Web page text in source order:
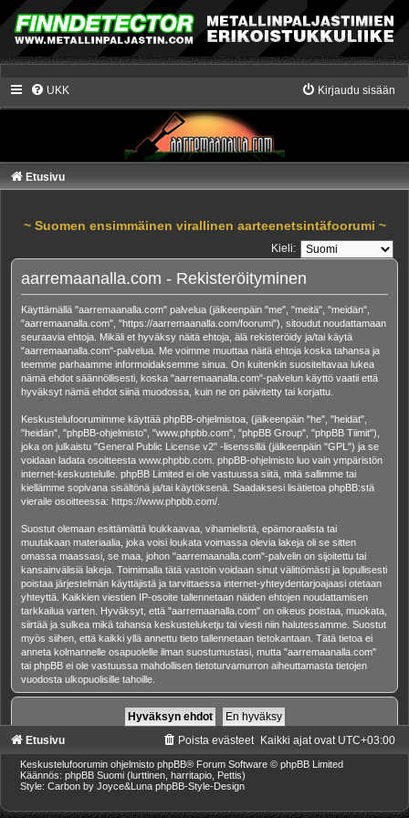
UKK Kirjaudu sisään
Etusivu
~ Suomen ensimmäinen virallinen aarteenetsintäfoorumi ~
Kieli:
aarremaanalla.com - Rekisteröityminen
Käyttämällä "aarremaanalla.com" palvelua (jälkeenpäin "me", "meitä", "meidän",
"aarremaanalla.com", "https://aarremaanalla.com/foorumi"), sitoudut noudattamaan
seuraavia ehtoja. Mikäli et hyväksy näitä ehtoja, älä rekisteröidy ja/tai käytä
"aarremaanalla.com"-palvelua. Me voimme muuttaa näitä ehtoja koska tahansa ja
teemme parhaamme informoidaksemme sinua. On kuitenkin suositeltavaa lukea
nämä ehdot säännöllisesti, koska "aarremaanalla.com"-palvelun käyttö vaatii että
hyväksyt nämä ehdot siinä muodossa, kuin ne on päivitetty tai korjattu.
Keskustelufoorumimme käyttää phpBB-ohjelmistoa, (jälkeenpäin "he", "heidät",
"heidän", "phpBB-ohjelmisto", "www.phpbb.com", "phpBB Group", "phpBB Tiimit"),
joka on julkaistu "General Public License v2" -lisenssillä (jälkeenpäin "GPL") ja se
voidaan ladata osoitteesta www.phpbb.com . phpBB-ohjelmisto luo vain ympäristön
internet-keskustelulle. phpBB Limited ei ole vastuussa siitä, mitä sallimme tai
kiellämme sopivana sisältönä ja/tai käytöksenä. Saadaksesi lisätietoa phpBB:stä
vieraile osoitteessa: https://www.phpbb.com/
Suostut olemaan esittämättä loukkaavaa, vihamielistä, epämoraalista tai
muutakaan materiaalia, joka voisi loukata voimassa olevia lakeja oli se sitten
omassa maassasi, se maa, johon "aarremaanalla.com"-palvelin on sijoitettu tai
kansainvälisiä lakeja. Toimimalla tätä vastoin voidaan sinut välittömästi ja lopullisesti
poistaa järjestelmän käyttäjistä ja tarvittaessa internet-yhteydentarjoajaasi otetaan
yhteyttä. Kaikkien viestien IP-osoite tallennetaan näiden ehtojen noudattamisen
tarkkailua varten. Hyväksyt, että "aarremaanalla.com" on oikeus poistaa, muokata,
siirtää ja sulkea mikä tahansa keskusteluketju tai viesti niin halutessamme. Suostut
myös siihen, että kaikki yllä annettu tieto tallennetaan tietokantaan. Tätä tietoa ei
anneta kolmannelle osapuolelle ilman suostumustasi, mutta "aarremaanalla.com"
tai phpBB ei ole vastuussa mahdollisen tietoturvamurron aiheuttamasta tietojen
vuodosta ulkopuolisille tahoille.
Etusivu Kaikki ajat ovat UTC+03:00
Poista evästeet
Keskustelufoorumin ohjelmisto phpBB® Forum Software © phpBB Limited
Käännös: phpBB Suomi (lurttinen, harritapio, Pettis)
Style: Carbon by Joyce&Luna phpBB-Style-Design